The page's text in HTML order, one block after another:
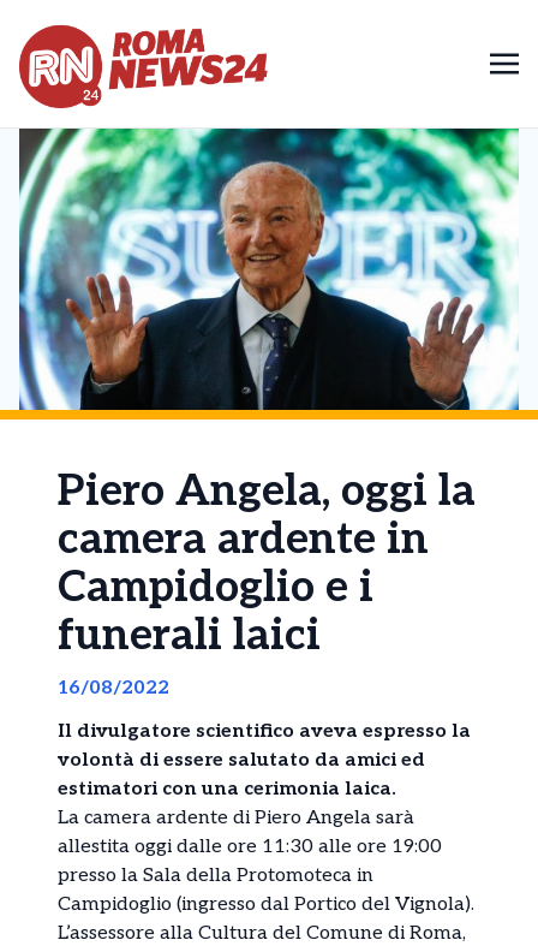
Piero Angela, oggi la
camera ardente in
Campidoglio e i
funerali laici
16/08/2022
Il divulgatore scientifico aveva espresso la
volontà di essere salutato da amici ed
estimatori con una cerimonia laica.
La camera ardente di Piero Angela sarà
allestita oggi dalle ore 11:30 alle ore 19:00
presso la Sala della Protomoteca in
Campidoglio (ingresso dal Portico del Vignola).
L’assessore alla Cultura del Comune di Roma,